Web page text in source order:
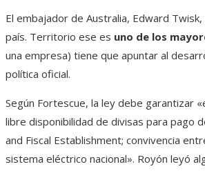
El embajador de Australia, Edward
país. Territorio ese es uno de los
una empresa) tiene que apuntar al
política oficial.
Según Fortescue, la ley debe garantizar
libre disponibilidad de divisas para pago
and Fiscal Establishment; convivencia
sistema eléctrico nacional». Royón leyó